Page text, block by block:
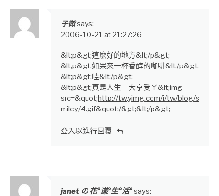
子微says:
2006-10-21 at 21:27:26
&lt;p&gt;這麼好的地方&lt;/p&gt;
&lt;p&gt;如果來一杯香醇的咖啡&lt;/p&gt;
&lt;p&gt;哇&lt;/p&gt;
&lt;p&gt;真是人生ㄧ大享受ㄚ&lt;img
src=&quot;http://tw.yimg.com/i/tw/blog/s
miley/4.gif&quot;/&gt;&lt;/p&gt;
登入以進行回覆
janet の 花°漾°生°活°says: